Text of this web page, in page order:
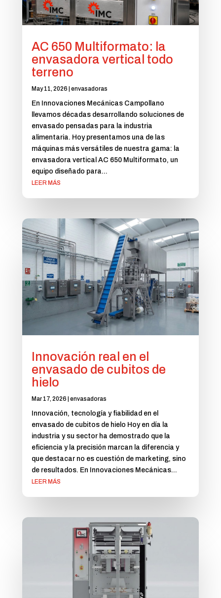
AC 650 Multiformato: la
envasadora vertical todo
terreno
May 11, 2026 | envasadoras
En Innovaciones Mecánicas Campollano
llevamos décadas desarrollando soluciones de
envasado pensadas para la industria
alimentaria. Hoy presentamos una de las
máquinas más versátiles de nuestra gama: la
envasadora vertical AC 650 Multiformato, un
equipo diseñado para...
LEER MÁS
Innovación real en el
envasado de cubitos de
hielo
Mar 17, 2026 | envasadoras
Innovación, tecnología y fiabilidad en el
envasado de cubitos de hielo Hoy en día la
industria y su sector ha demostrado que la
eficiencia y la precisión marcan la diferencia y
que destacar no es cuestión de marketing, sino
de resultados. En Innovaciones Mecánicas...
LEER MÁS